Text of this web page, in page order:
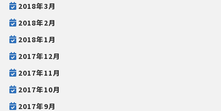
2018年3月
2018年2月
2018年1月
2017年12月
2017年11月
2017年10月
2017年9月